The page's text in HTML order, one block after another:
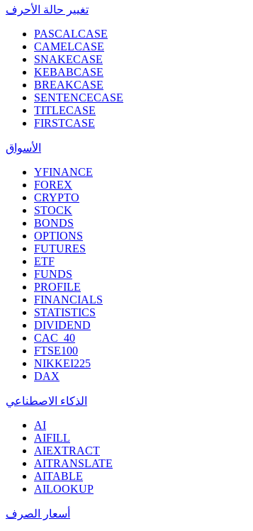
تغيير حالة الأحرف
PASCALCASE
CAMELCASE
SNAKECASE
KEBABCASE
BREAKCASE
SENTENCECASE
TITLECASE
FIRSTCASE
الأسواق
YFINANCE
FOREX
CRYPTO
STOCK
BONDS
OPTIONS
FUTURES
ETF
FUNDS
PROFILE
FINANCIALS
STATISTICS
DIVIDEND
CAC_40
FTSE100
NIKKEI225
DAX
الذكاء الاصطناعي
AI
AIFILL
AIEXTRACT
AITRANSLATE
AITABLE
AILOOKUP
أسعار الصرف